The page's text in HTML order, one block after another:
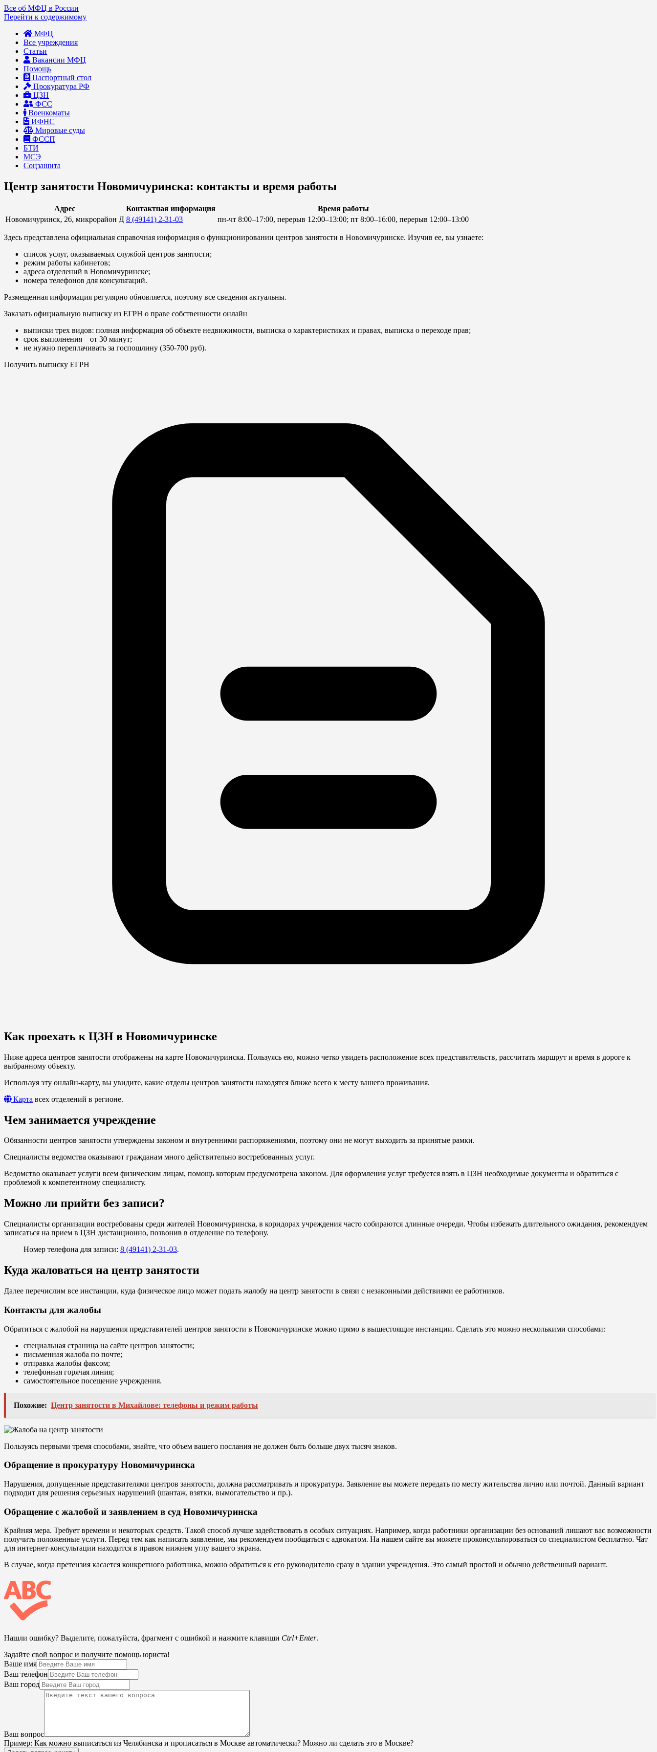
Все об МФЦ в России
Перейти к содержимому
МФЦ
Все учреждения
Статьи
Вакансии МФЦ
Помощь
Паспортный стол
Прокуратура РФ
ЦЗН
ФСС
Военкоматы
ИФНС
Мировые суды
ФССП
БТИ
МСЭ
Соцзащита
Центр занятости Новомичуринска: контакты и время работы
Адрес Контактная информация
Время работы
Новомичуринск, 26, микрорайон Д 8 (49141) 2-31-03 пн-чт 8:00–17:00, перерыв 12:00–13:00; пт 8:00–16:00, перерыв 12:00–13:00
Здесь представлена официальная справочная информация о функционировании центров занятости в Новомичуринске. Изучив ее, вы узнаете:
список услуг, оказываемых службой центров занятости;
режим работы кабинетов;
адреса отделений в Новомичуринске;
номера телефонов для консультаций.
Размещенная информация регулярно обновляется, поэтому все сведения актуальны.
Заказать официальную выписку из ЕГРН о праве собственности онлайн
выписки трех видов: полная информация об объекте недвижимости, выписка о характеристиках и правах, выписка о переходе прав;
срок выполнения – от 30 минут;
не нужно переплачивать за госпошлину (350-700 руб).
Получить выписку ЕГРН
Как проехать к ЦЗН в Новомичуринске
Ниже адреса центров занятости отображены на карте Новомичуринска. Пользуясь ею, можно четко увидеть расположение всех представительств, рассчитать маршрут и время в дороге к
выбранному объекту.
Используя эту онлайн-карту, вы увидите, какие отделы центров занятости находятся ближе всего к месту вашего проживания.
Карта всех отделений в регионе.
Чем занимается учреждение
Обязанности центров занятости утверждены законом и внутренними распоряжениями, поэтому они не могут выходить за принятые рамки.
Специалисты ведомства оказывают гражданам много действительно востребованных услуг.
Ведомство оказывает услуги всем физическим лицам, помощь которым предусмотрена законом. Для оформления услуг требуется взять в ЦЗН необходимые документы и обратиться с
проблемой к компетентному специалисту.
Можно ли прийти без записи?
Специалисты организации востребованы среди жителей Новомичуринска, в коридорах учреждения часто собираются длинные очереди. Чтобы избежать длительного ожидания, рекомендуем
записаться на прием в ЦЗН дистанционно, позвонив в отделение по телефону.
Номер телефона для записи: 8 (49141) 2-31-03.
Куда жаловаться на центр занятости
Далее перечислим все инстанции, куда физическое лицо может подать жалобу на центр занятости в связи с незаконными действиями ее работников.
Контакты для жалобы
Обратиться с жалобой на нарушения представителей центров занятости в Новомичуринске можно прямо в вышестоящие инстанции. Сделать это можно несколькими способами:
специальная страница на сайте центров занятости;
письменная жалоба по почте;
отправка жалобы факсом;
телефонная горячая линия;
самостоятельное посещение учреждения.
Похожие: Центр занятости в Михайлове: телефоны и режим работы
Пользуясь первыми тремя способами, знайте, что объем вашего послания не должен быть больше двух тысяч знаков.
Обращение в прокуратуру Новомичуринска
Нарушения, допущенные представителями центров занятости, должна рассматривать и прокуратура. Заявление вы можете передать по месту жительства лично или почтой. Данный вариант
подходит для решения серьезных нарушений (шантаж, взятки, вымогательство и пр.).
Обращение с жалобой и заявлением в суд Новомичуринска
Крайняя мера. Требует времени и некоторых средств. Такой способ лучше задействовать в особых ситуациях. Например, когда работники организации без оснований лишают вас возможности
получить положенные услуги. Перед тем как написать заявление, мы рекомендуем пообщаться с адвокатом. На нашем сайте вы можете проконсультироваться со специалистом бесплатно. Чат
для интернет-консультации находится в правом нижнем углу вашего экрана.
В случае, когда претензия касается конкретного работника, можно обратиться к его руководителю сразу в здании учреждения. Это самый простой и обычно действенный вариант.
Нашли ошибку? Выделите, пожалуйста, фрагмент с ошибкой и нажмите клавиши Ctrl+Enter.
Задайте свой вопрос и получите помощь юриста!
Ваше имя
Ваш телефон
Ваш город
Ваш вопрос
Пример: Как можно выписаться из Челябинска и прописаться в Москве автоматически? Можно ли сделать это в Москве?